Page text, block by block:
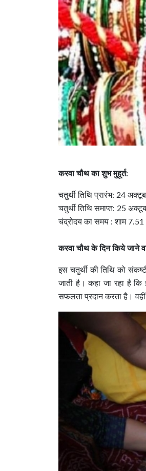
करवा चौथ का शुभ मुहूर्त:
चतुर्थी तिथि प्रारंभ: 24
चतुर्थी तिथि समाप्त: 25
चंद्रोदय का समय : शाम 7.51
करवा चौथ के दिन किये जाने
इस चतुर्थी की तिथि को
जाती है। कहा जा रहा है
सफलता प्रदान करता है। वहीं